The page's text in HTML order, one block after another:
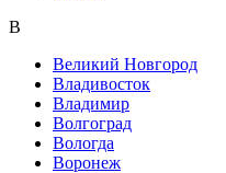
В
Великий Новгород
Владивосток
Владимир
Волгоград
Вологда
Воронеж